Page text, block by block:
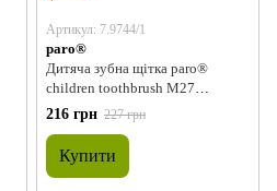
Артикул: 7.9744/1
paro®
Дитяча зубна щітка paro®
children toothbrush M27
середньої жорсткості, з
монопучковою насадкою в
поліетиленовій упаковці, темно-
синя
216 грн 227 грн
Купити